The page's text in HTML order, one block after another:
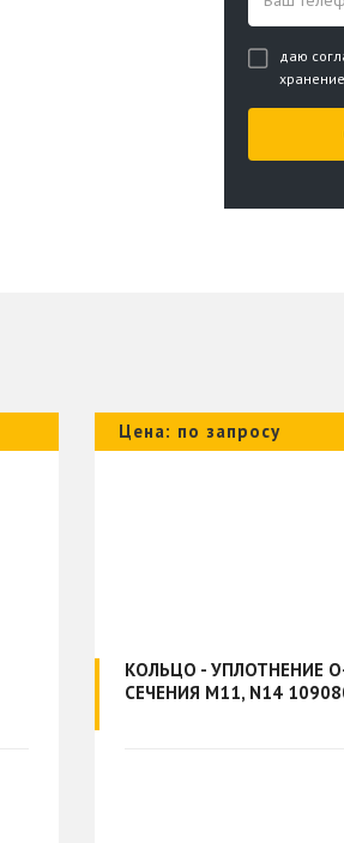
даю
Цена: по запросу
КОЛЬЦО - УПЛОТНЕНИЕ
СЕЧЕНИЯ M11, N14